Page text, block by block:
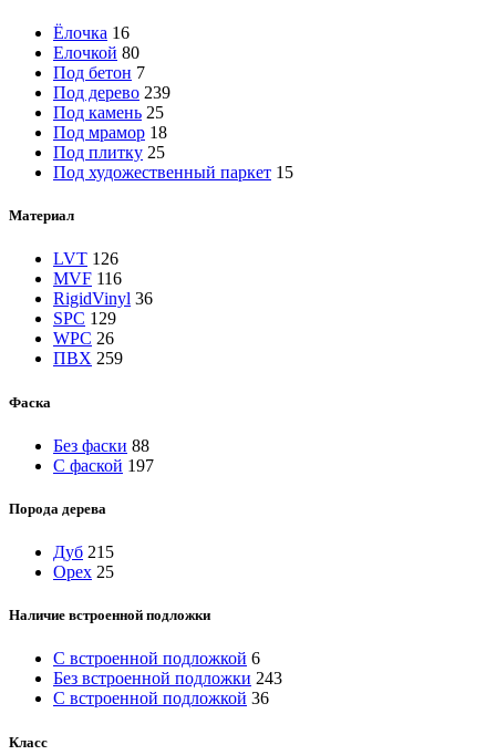
Ёлочка 16
Елочкой 80
Под бетон 7
Под дерево 239
Под камень 25
Под мрамор 18
Под плитку 25
Под художественный паркет 15
Материал
LVT 126
MVF 116
RigidVinyl 36
SPC 129
WPC 26
ПВХ 259
Фаска
Без фаски 88
С фаской 197
Порода дерева
Дуб 215
Орех 25
Наличие встроенной подложки
C встроенной подложкой 6
Без встроенной подложки 243
С встроенной подложкой 36
Класс